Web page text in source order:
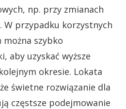
np. przy zmianach
przypadku korzystnych
szybko
aby uzyskać wyższe
okresie. Lokata
świetne rozwiązanie dla
częstsze podejmowanie